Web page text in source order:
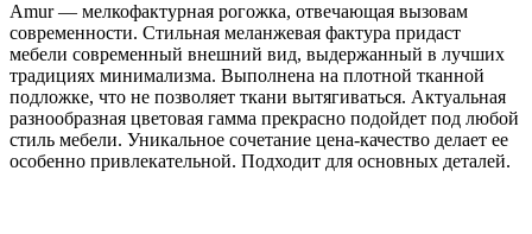
Amur — мелкофактурная рогожка, отвечающая вызовам
современности. Стильная меланжевая фактура придаст
мебели современный внешний вид, выдержанный в лучших
традициях минимализма. Выполнена на плотной тканной
подложке, что не позволяет ткани вытягиваться. Актуальная
разнообразная цветовая гамма прекрасно подойдет под любой
стиль мебели. Уникальное сочетание цена-качество делает ее
особенно привлекательной. Подходит для основных деталей.